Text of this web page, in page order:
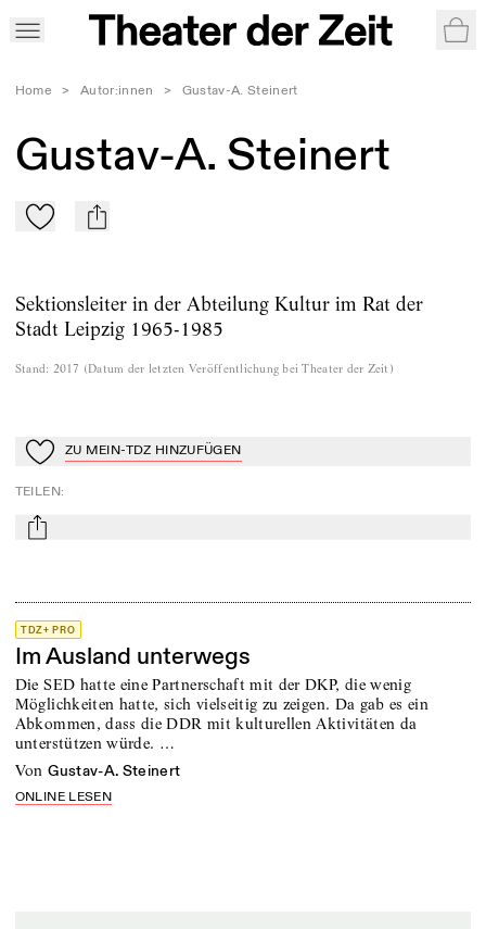
Home > Autor:innen > Gustav-A. Steinert
Gustav-A. Steinert
Zu Mein-TdZ hinzufügen
mail
Sektionsleiter in der Abteilung Kultur im Rat der
Stadt Leipzig 1965-1985
Stand: 2017 (Datum der letzten Veröffentlichung bei Theater der Zeit )
Zu Mein-TdZ hinzufügen
ZU MEIN-TDZ HINZUFÜGEN
TEILEN:
mail
TDZ+ PRO
Im Ausland unterwegs
Die SED hatte eine Partnerschaft mit der DKP, die wenig
Möglichkeiten hatte, sich vielseitig zu zeigen. Da gab es ein
Abkommen, dass die DDR mit kulturellen Aktivitäten da
unterstützen würde. …
von Gustav-A. Steinert
ONLINE LESEN